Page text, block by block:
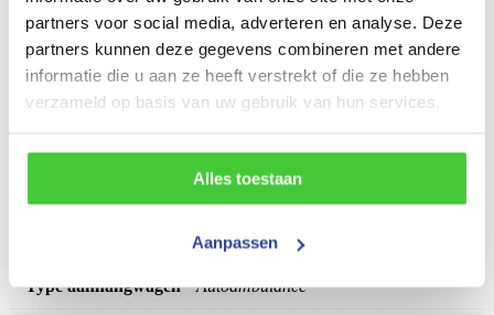
partners voor social media, adverteren en analyse. Deze
partners kunnen deze gegevens combineren met andere
informatie die u aan ze heeft verstrekt of die ze hebben
verzameld op basis van uw gebruik van hun services.
Alles toestaan
Aanpassen
Wielremmen met geïntegreerde terugrij automaat
Verlichting inclusief mistachterlicht en driehoeksreflectie
Kogelkoppeling met veiligheidsindicator
Is deProline zakbare transporter ALU 310×175 niet helemaal
9117
Proline
Type aanhangwagen Autoambulance